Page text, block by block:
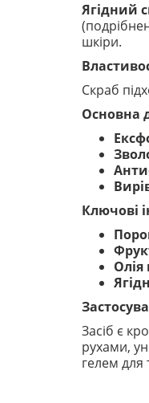
Ягідний
шкіри.
Скраб
Основна
Ключові
Засіб є
рухами,
гелем для